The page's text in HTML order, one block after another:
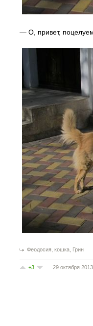
— О, привет,
Феодосия, кошка, Грин
+3 29 октября